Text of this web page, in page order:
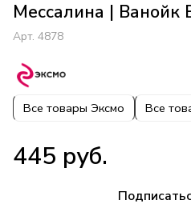
Мессалина | Ванойк
Арт. 4878
Все товары Эксмо Все
445 руб.